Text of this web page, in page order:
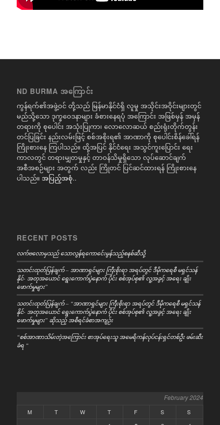
ND BURMA အကြောင်း
ကွန်ရက်၏အဖွဲ့ဝင် တို့သည် မြန်မာနိုင်ငံရှိ လူမှု အသိုင်းအဝိုင်းများတွင်
မည်သို့သော ဒုက္ခဝေဒနာများ ခံစားနေရပုံ အကြောင်း အဖြစ်မှန် အမှန်
တရားကို စုပေါင်း အသုံးပြုကာ၊ လောလောဆယ် စည်းရုံးတိုက်တွန်း
တင်ပြခြင်း နည်းလမ်းဖြင့် စစ်အစိုးရ၏ အာဏာကို စုပေါင်းစိန်ခေါ်ရန်
ကြိုးစားနေ ကြပါသည်။ ထို့အပြင် နိုင်ငံရေး အသွင်ကူးပြောင်း ရေး
ကာလတွင် တရားမျှတမှုနှင့် တာဝန်သိမှုရှိသော လုပ်ဆောင်ချက်
အစီအစဉ်များ အတွက် လည်း ကြိုတင် ပြင်ဆင်ထားရန် ကြိုးစားနေ
ပါသည်။ အပြည့်အစုံ..
RECENT POSTS
လက်ဗလောမှသည် သောလွန်ရကောင်ေးမွန်သည့်စနစ်ဆီသို့
သတင်းထုတ်ပြန်ချက် – အာဏာရှင်များ ကြီးစိုးရာ အရပ်တွင် ဒီမိုကရေစီ မရှင်သန်
နိုင်- အတုအယောင် ရွေးကောက်ပွဲနောက် ပိုင်း စစ်အုပ်စု၏ လူ့အခွင့် အရေး ချိုး
ဖောက်မှုများ”
သတင်းထုတ်ပြန်ချက် – “အာဏာရှင်များ ကြီးစိုးရာ အရပ်တွင် ဒီမိုကရေစီ မရှင်သန်
နိုင်- အတုအယောင် ရွေးကောက်ပွဲနောက် ပိုင်း စစ်အုပ်စု၏ လူ့အခွင့် အရေး ချိုး
ဖောက်မှုများ” ဆိုသည့် အစီရင်ခံစာအကျဉ်း
“စစ်အာဏာသိမ်းတဲ့အကြောင်း စာအုပ်ရေးသူ အမေရိကန်လုပ်ငန်းရှင်တစ်ဦး ဖမ်းဆီး
ခံရ “
February 2024
M T W T F S
S